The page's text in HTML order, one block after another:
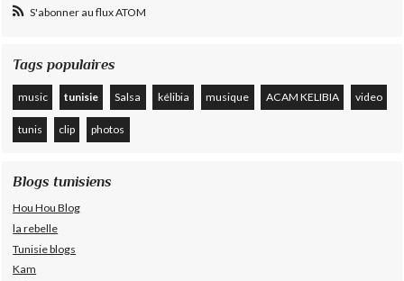
S'abonner au flux ATOM
Tags populaires
music tunisie Salsa kélibia musique ACAM KELIBIA video
tunis clip photos
Blogs tunisiens
Hou Hou Blog
la rebelle
Tunisie blogs
Kam